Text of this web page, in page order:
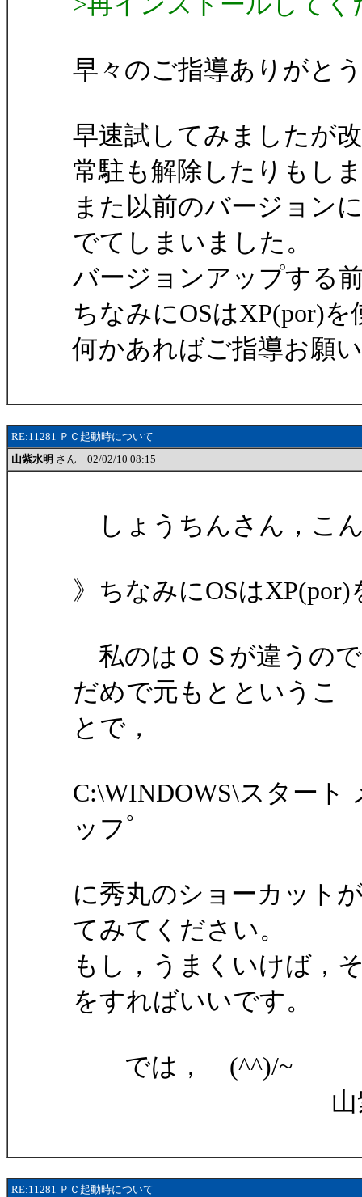
早々のご指導ありがと
早速試してみましたが
常駐も解除したりもし
また以前のバージョン
でてしまいました。
バージョンアップする
ちなみにOSはXP(por)
何かあればご指導お願
RE:11281 ＰＣ起動時について
山紫水明 さん 02/02/10 08:15
しょうちんさん，こ
》ちなみにOSは
私のはＯＳが違うの
だめで元もとというこ
とで，
C:\WINDOWS\スタート
ッフﾟ
に秀丸のショーカット
てみてください。
もし，うまくいけば，
をすればいいです。
では， (^^)/~
山紫水
RE:11281 ＰＣ起動時について